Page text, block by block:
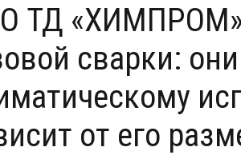
ТД «ХИМПРОМ»
сварки:
от его